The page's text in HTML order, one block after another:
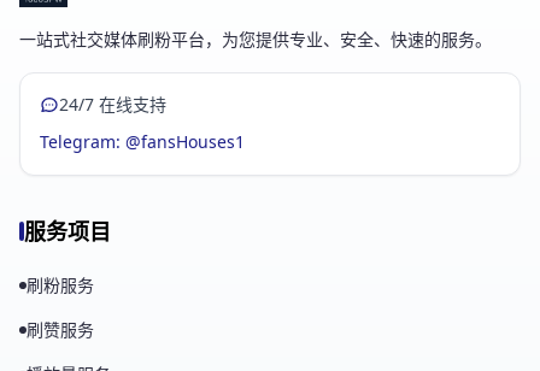
一站式社交媒体刷粉平台，为您提供专业、安全、快速的服务。
24/7 在线支持
Telegram: @fansHouses1
服务项目
刷粉服务
刷赞服务